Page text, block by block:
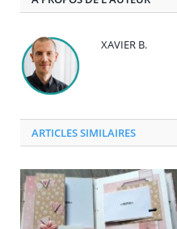
XAVIER B.
ARTICLES SIMILAIRES